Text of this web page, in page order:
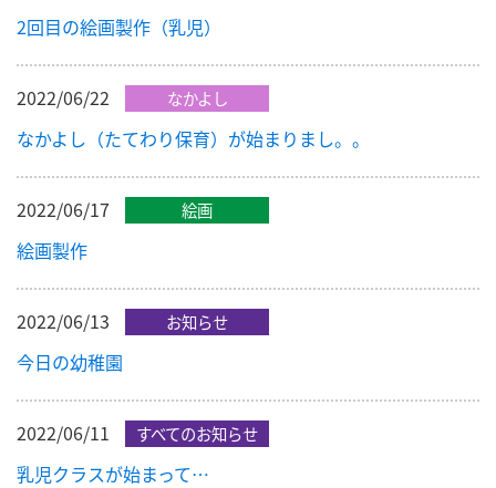
2回目の絵画製作（乳児）
2022/06/22 なかよし
なかよし（たてわり保育）が始まりまし。。
2022/06/17 絵画
絵画製作
2022/06/13 お知らせ
今日の幼稚園
2022/06/11 すべてのお知らせ
乳児クラスが始まって…